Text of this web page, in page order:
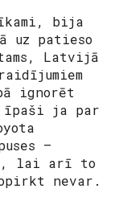
bija
uz patieso
Latvijā
ignorēt
īpaši ja par
–
lai arī to
nevar.